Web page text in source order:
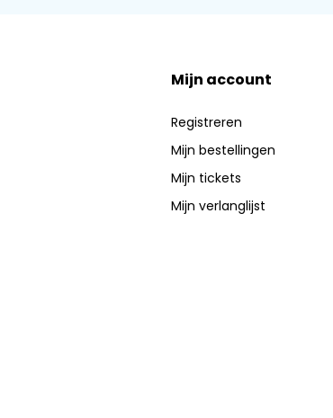
Mijn account
Registreren
Mijn bestellingen
Mijn tickets
Mijn verlanglijst